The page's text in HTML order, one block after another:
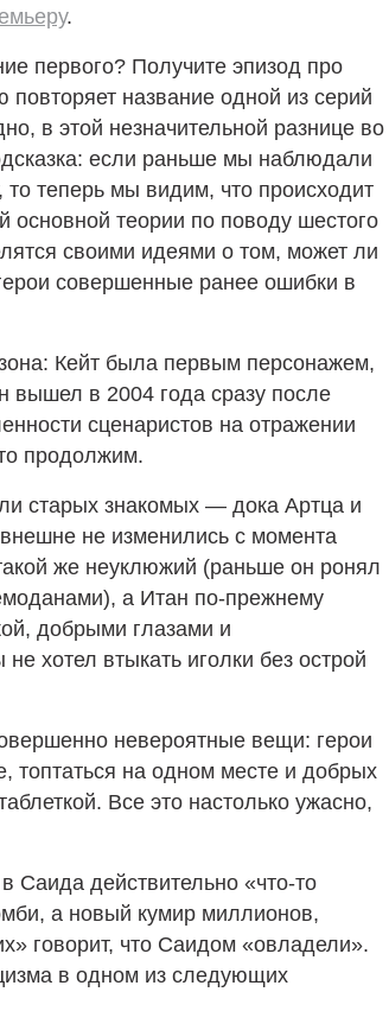
.
первого? Получите эпизод про
повторяет название одной из серий
в этой незначительной разнице во
если раньше мы наблюдали
то теперь мы видим, что происходит
теории по поводу шестого
своими идеями о том, может ли
совершенные ранее ошибки в
Кейт была первым персонажем,
в 2004 года сразу после
сценаристов на отражении
продолжим.
старых знакомых — дока Артца и
не изменились с момента
же неуклюжий (раньше он ронял
а Итан по-прежнему
добрыми глазами и
хотел втыкать иголки без острой
невероятные вещи: герои
топтаться на одном месте и добрых
Все это настолько ужасно,
Саида действительно «что-то
а новый кумир миллионов,
говорит, что Саидом «овладели».
в одном из следующих